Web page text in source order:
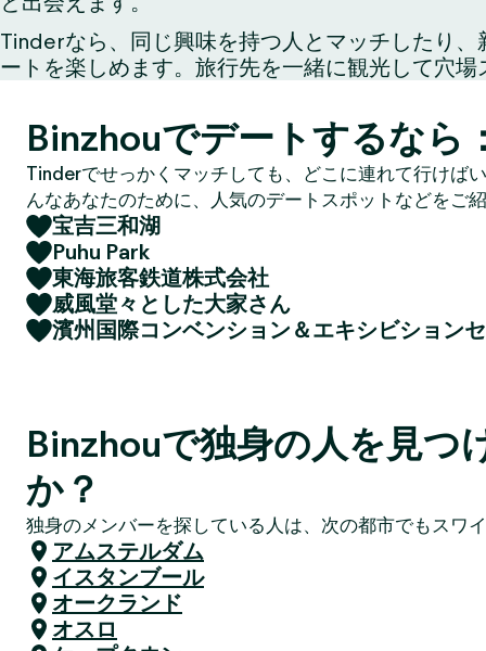
Tinderなら、同じ興味を持つ人とマッチしたり
ートを楽しめます。旅行先を一緒に観光して穴
Binzhouでデートするなら：
Tinderでせっかくマッチしても、どこに連れて行けば
んなあなたのために、人気のデートスポットなどをご紹
宝吉三和湖
Puhu Park
東海旅客鉄道株式会社
威風堂々とした大家さん
濱州国際コンベンション＆エキシビション
Binzhouで独身の人を見つ
か？
独身のメンバーを探している人は、次の都市でもスワイ
アムステルダム
イスタンブール
オークランド
オスロ